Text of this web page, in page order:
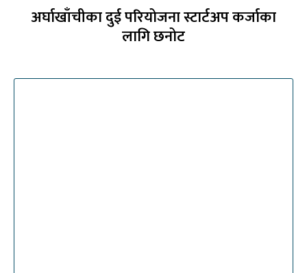
अर्घाखाँचीका दुई परियोजना स्टार्टअप कर्जाका
लागि छनोट